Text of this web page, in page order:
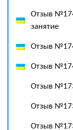
Отзыв
занятие
Отзыв
Отзыв
Отзыв
Отзыв
Отзыв